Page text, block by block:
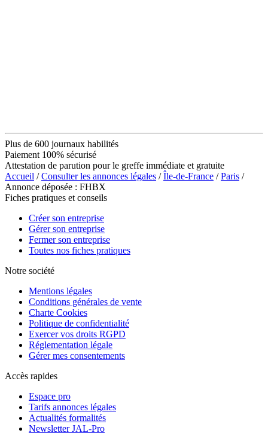
Plus de 600 journaux habilités
Paiement 100% sécurisé
Attestation de parution pour le greffe immédiate et gratuite
Accueil /Consulter les annonces légales /Île-de-France /Paris /
Annonce déposée : FHBX
Fiches pratiques et conseils
Créer son entreprise
Gérer son entreprise
Fermer son entreprise
Toutes nos fiches pratiques
Notre société
Mentions légales
Conditions générales de vente
Charte Cookies
Politique de confidentialité
Exercer vos droits RGPD
Réglementation légale
Gérer mes consentements
Accès rapides
Espace pro
Tarifs annonces légales
Actualités formalités
Newsletter JAL-Pro